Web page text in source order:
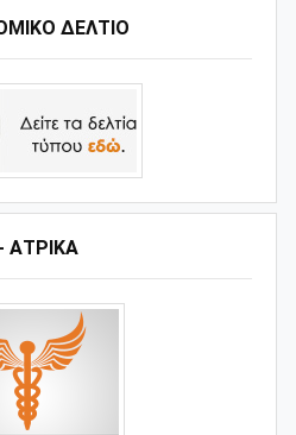
ΔΕΛΤΙΟ
ΑΤΡΙΚΑ